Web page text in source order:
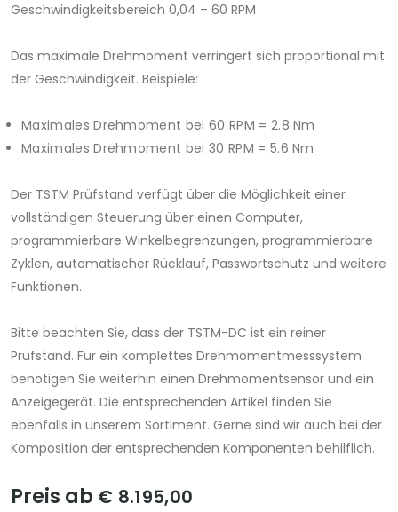
Geschwindigkeitsbereich 0,04 – 60 RPM
Das maximale Drehmoment verringert sich proportional mit
der Geschwindigkeit. Beispiele:
Maximales Drehmoment bei 60 RPM = 2.8 Nm
Maximales Drehmoment bei 30 RPM = 5.6 Nm
Der TSTM Prüfstand verfügt über die Möglichkeit einer
vollständigen Steuerung über einen Computer,
programmierbare Winkelbegrenzungen, programmierbare
Zyklen, automatischer Rücklauf, Passwortschutz und weitere
Funktionen.
Bitte beachten Sie, dass der TSTM-DC ist ein reiner
Prüfstand. Für ein komplettes Drehmomentmesssystem
benötigen Sie weiterhin einen Drehmomentsensor und ein
Anzeigegerät. Die entsprechenden Artikel finden Sie
ebenfalls in unserem Sortiment. Gerne sind wir auch bei der
Komposition der entsprechenden Komponenten behilflich.
Preis ab € 8.195,00